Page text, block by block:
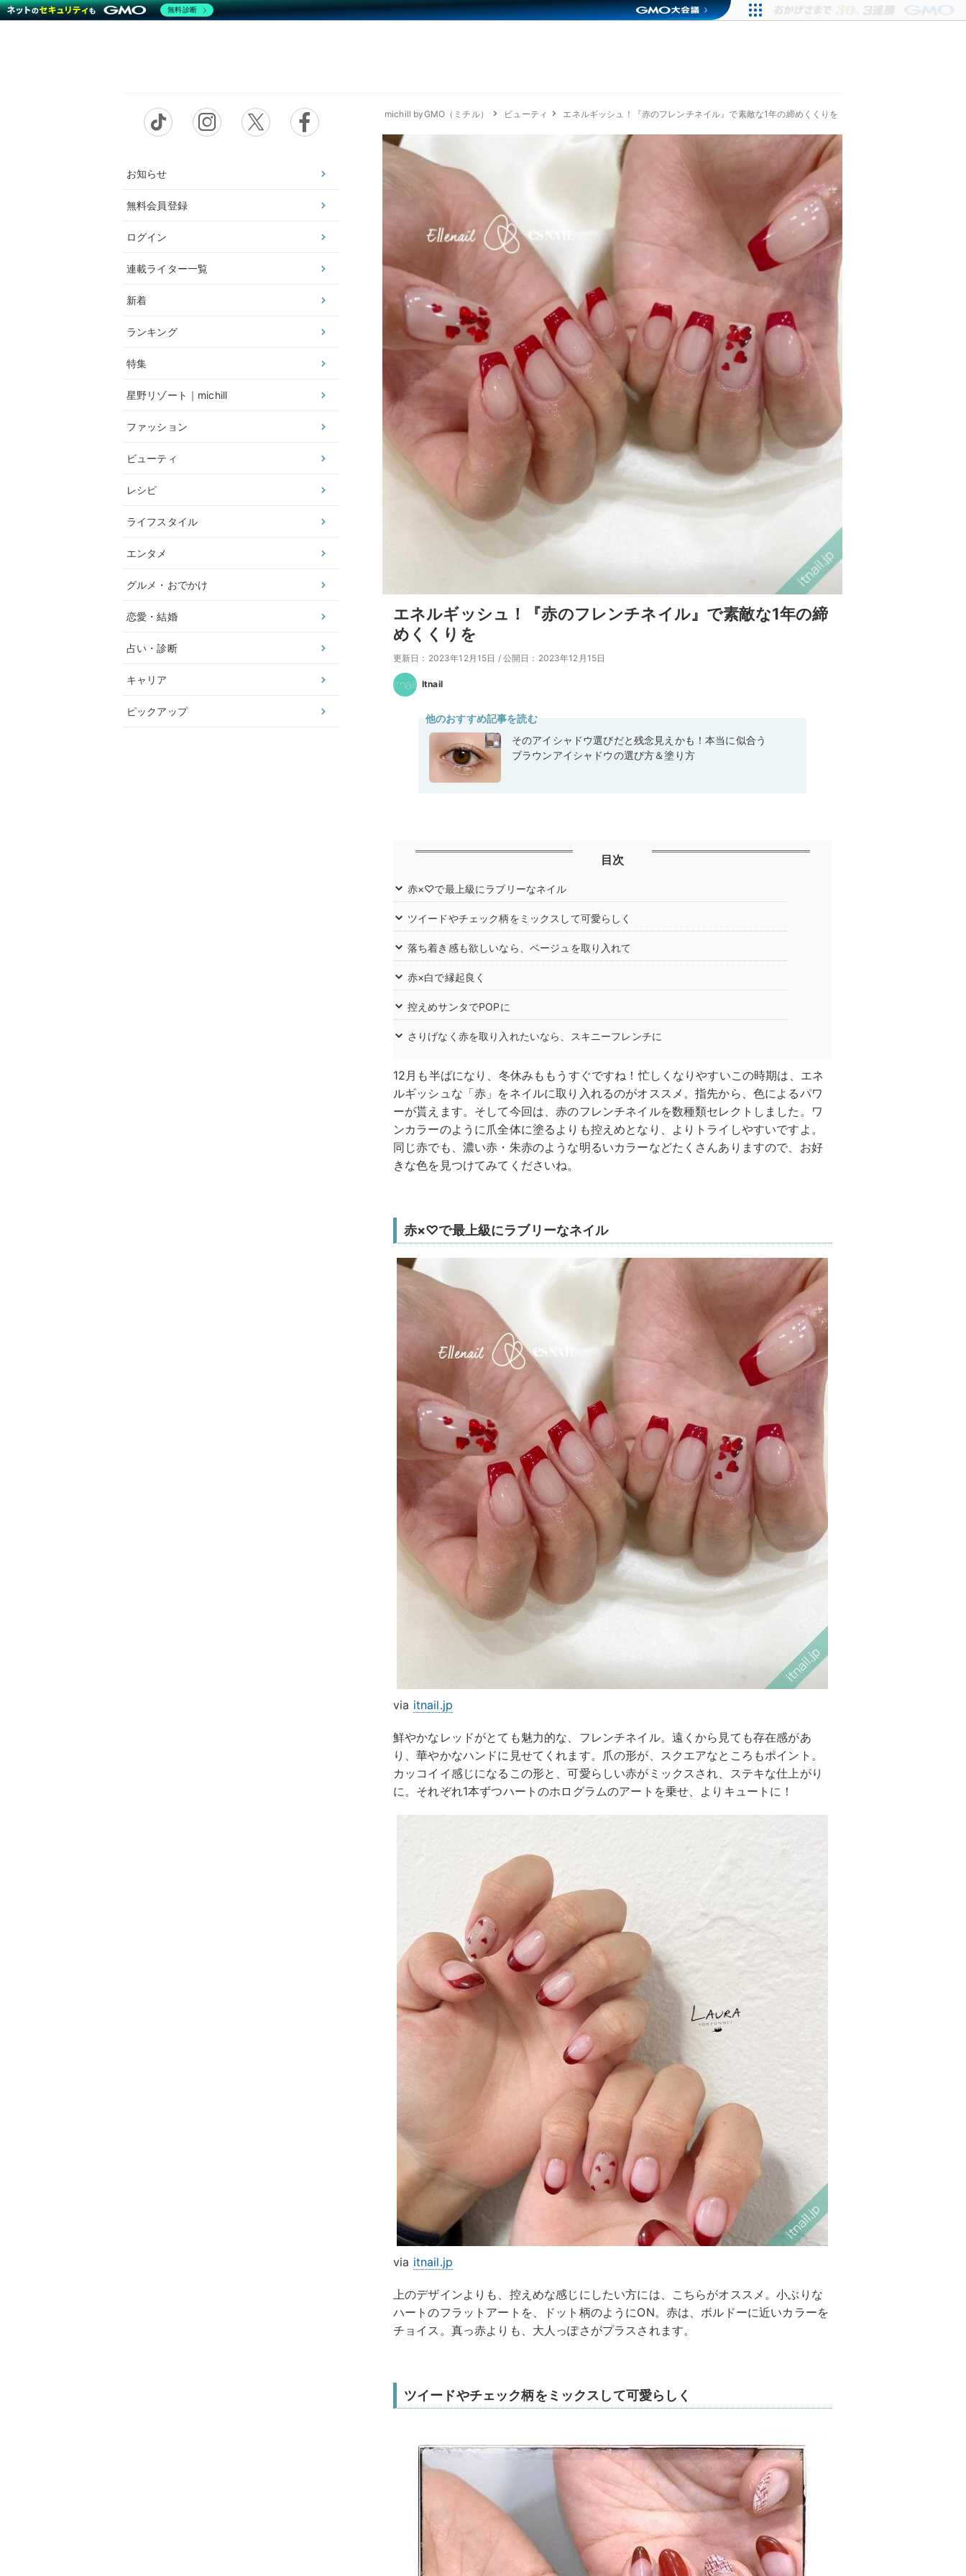
お知らせ
無料会員登録
ログイン
連載ライター一覧
新着
ランキング
特集
星野リゾート｜michill
ファッション
ビューティ
レシピ
ライフスタイル
エンタメ
グルメ・おでかけ
恋愛・結婚
占い・診断
キャリア
ピックアップ
michill byGMO（ミチル） ビューティ エネルギッシュ！『赤のフレンチネイル』で素敵な1年の締めくくりを
エネルギッシュ！『赤のフレンチネイル』で素敵な1年の締
めくくりを
更新日：2023年12月15日 / 公開日：2023年12月15日
Itnail
他のおすすめ記事を読む
そのアイシャドウ選びだと残念見えかも！本当に似合う
ブラウンアイシャドウの選び方＆塗り方
目次
赤×♡で最上級にラブリーなネイル
ツイードやチェック柄をミックスして可愛らしく
落ち着き感も欲しいなら、ベージュを取り入れて
赤×白で縁起良く
控えめサンタでPOPに
さりげなく赤を取り入れたいなら、スキニーフレンチに
12月も半ばになり、冬休みももうすぐですね！忙しくなりやすいこの時期は、エネ
ルギッシュな「赤」をネイルに取り入れるのがオススメ。指先から、色によるパワ
ーが貰えます。そして今回は、赤のフレンチネイルを数種類セレクトしました。ワ
ンカラーのように爪全体に塗るよりも控えめとなり、よりトライしやすいですよ。
同じ赤でも、濃い赤・朱赤のような明るいカラーなどたくさんありますので、お好
きな色を見つけてみてくださいね。
赤×♡で最上級にラブリーなネイル
via itnail.jp
鮮やかなレッドがとても魅力的な、フレンチネイル。遠くから見ても存在感があ
り、華やかなハンドに見せてくれます。爪の形が、スクエアなところもポイント。
カッコイイ感じになるこの形と、可愛らしい赤がミックスされ、ステキな仕上がり
に。それぞれ1本ずつハートのホログラムのアートを乗せ、よりキュートに！
via itnail.jp
上のデザインよりも、控えめな感じにしたい方には、こちらがオススメ。小ぶりな
ハートのフラットアートを、ドット柄のようにON。赤は、ボルドーに近いカラーを
チョイス。真っ赤よりも、大人っぽさがプラスされます。
ツイードやチェック柄をミックスして可愛らしく
無料診断